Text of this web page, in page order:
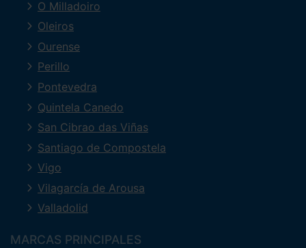
O Milladoiro
Oleiros
Ourense
Perillo
Pontevedra
Quintela Canedo
San Cibrao das Viñas
Santiago de Compostela
Vigo
Vilagarcía de Arousa
Valladolid
MARCAS PRINCIPALES